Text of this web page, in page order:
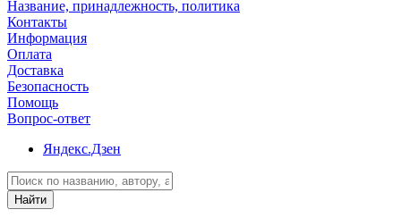
Название, принадлежность, политика
Контакты
Информация
Оплата
Доставка
Безопасность
Помощь
Вопрос-ответ
Яндекс.Дзен
Найти